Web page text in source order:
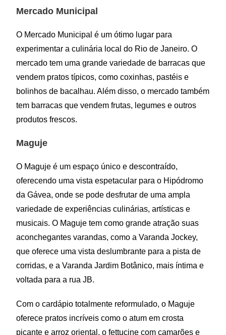
Mercado Municipal
O Mercado Municipal é um ótimo lugar para
experimentar a culinária local do Rio de Janeiro. O
mercado tem uma grande variedade de barracas que
vendem pratos típicos, como coxinhas, pastéis e
bolinhos de bacalhau. Além disso, o mercado também
tem barracas que vendem frutas, legumes e outros
produtos frescos.
Maguje
O Maguje é um espaço único e descontraído,
oferecendo uma vista espetacular para o Hipódromo
da Gávea, onde se pode desfrutar de uma ampla
variedade de experiências culinárias, artísticas e
musicais. O Maguje tem como grande atração suas
aconchegantes varandas, como a Varanda Jockey,
que oferece uma vista deslumbrante para a pista de
corridas, e a Varanda Jardim Botânico, mais íntima e
voltada para a rua JB.
Com o cardápio totalmente reformulado, o Maguje
oferece pratos incríveis como o atum em crosta
picante e arroz oriental, o fettucine com camarões e